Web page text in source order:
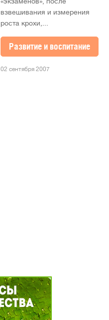
взвешивания и измерения
роста крохи,...
Развитие и воспитание
02 сентября 2007